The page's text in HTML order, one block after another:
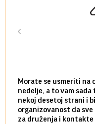
Morate se usmeriti na
nedelje, a to vam sada
nekoj desetoj strani i
organizovanost da
za druženja i